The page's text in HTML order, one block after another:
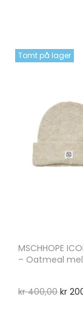
Tomt på lager
MSCHHOPE
– Oatmeal
kr400,00 kr